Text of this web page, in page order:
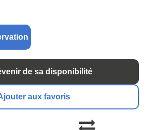
de sa disponibilité
aux favoris